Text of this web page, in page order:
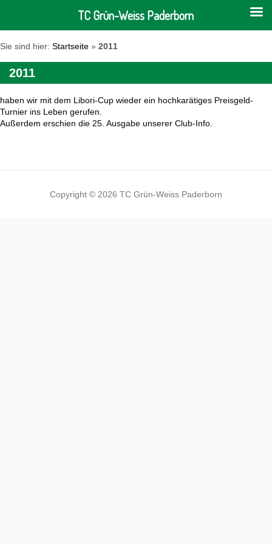
Sie sind hier: Startseite » 2011
2011
haben wir mit dem Libori-Cup wieder ein hochkarätiges Preisgeld-
Turnier ins Leben gerufen.
Außerdem erschien die 25. Ausgabe unserer Club-Info
Copyright © 2026 TC Grün-Weiss Paderborn
TC Grün-Weiss Paderborn